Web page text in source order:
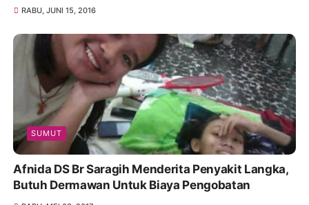
RABU, JUNI 15, 2016
SUMUT
Afnida DS Br Saragih Menderita Penyakit Langka,
Butuh Dermawan Untuk Biaya Pengobatan